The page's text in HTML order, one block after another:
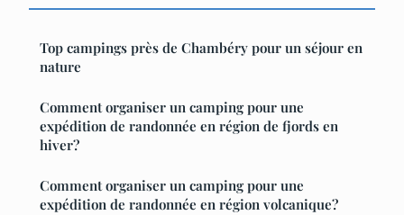
Top campings près de Chambéry pour un séjour en
nature
Comment organiser un camping pour une
expédition de randonnée en région de fjords en
hiver?
Comment organiser un camping pour une
expédition de randonnée en région volcanique?